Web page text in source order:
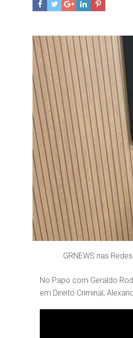
GRNEWS nas
No Papo com Geraldo
em Direito Criminal,